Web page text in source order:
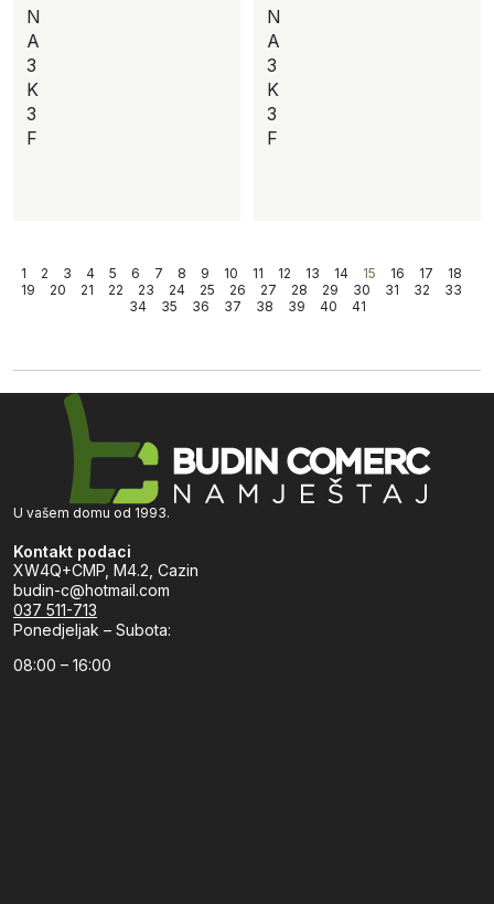
N
A
3
K
3
F
N
A
3
K
3
F
1 2 3 4 5 6 7 8 9 10 11 12 13 14 15 16 17
18
19
20 21 22 23 24 25 26 27 28 29 30 31 32
33
34
35 36 37 38 39 40 41
U vašem domu od 1993.
Kontakt podaci
XW4Q+CMP, M4.2, Cazin
budin-c@hotmail.com
037 511-713
Ponedjeljak – Subota:
08:00 – 16:00